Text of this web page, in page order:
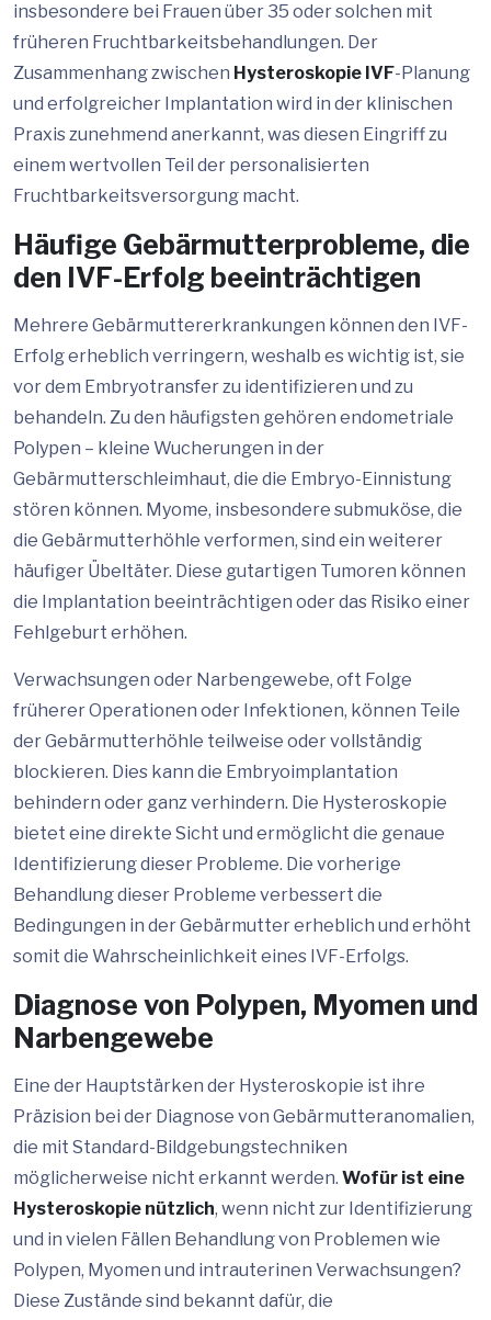
insbesondere bei Frauen über 35 oder solchen mit
früheren Fruchtbarkeitsbehandlungen. Der
Zusammenhang zwischen Hysteroskopie IVF-Planung
und erfolgreicher Implantation wird in der klinischen
Praxis zunehmend anerkannt, was diesen Eingriff zu
einem wertvollen Teil der personalisierten
Fruchtbarkeitsversorgung macht.
Häufige Gebärmutterprobleme, die
den IVF-Erfolg beeinträchtigen
Mehrere Gebärmuttererkrankungen können den IVF-
Erfolg erheblich verringern, weshalb es wichtig ist, sie
vor dem Embryotransfer zu identifizieren und zu
behandeln. Zu den häufigsten gehören endometriale
Polypen – kleine Wucherungen in der
Gebärmutterschleimhaut, die die Embryo-Einnistung
stören können. Myome, insbesondere submuköse, die
die Gebärmutterhöhle verformen, sind ein weiterer
häufiger Übeltäter. Diese gutartigen Tumoren können
die Implantation beeinträchtigen oder das Risiko einer
Fehlgeburt erhöhen.
Verwachsungen oder Narbengewebe, oft Folge
früherer Operationen oder Infektionen, können Teile
der Gebärmutterhöhle teilweise oder vollständig
blockieren. Dies kann die Embryoimplantation
behindern oder ganz verhindern. Die Hysteroskopie
bietet eine direkte Sicht und ermöglicht die genaue
Identifizierung dieser Probleme. Die vorherige
Behandlung dieser Probleme verbessert die
Bedingungen in der Gebärmutter erheblich und erhöht
somit die Wahrscheinlichkeit eines IVF-Erfolgs.
Diagnose von Polypen, Myomen und
Narbengewebe
Eine der Hauptstärken der Hysteroskopie ist ihre
Präzision bei der Diagnose von Gebärmutteranomalien,
die mit Standard-Bildgebungstechniken
möglicherweise nicht erkannt werden. Wofür ist eine
Hysteroskopie nützlich, wenn nicht zur Identifizierung
und in vielen Fällen Behandlung von Problemen wie
Polypen, Myomen und intrauterinen Verwachsungen?
Diese Zustände sind bekannt dafür, die